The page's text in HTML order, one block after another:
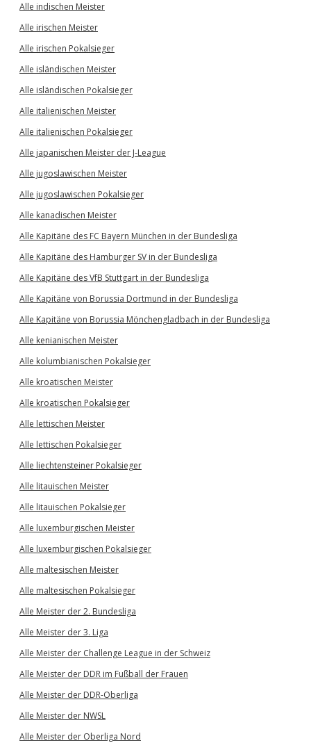
Alle indischen Meister
Alle irischen Meister
Alle irischen Pokalsieger
Alle isländischen Meister
Alle isländischen Pokalsieger
Alle italienischen Meister
Alle italienischen Pokalsieger
Alle japanischen Meister der J-League
Alle jugoslawischen Meister
Alle jugoslawischen Pokalsieger
Alle kanadischen Meister
Alle Kapitäne des FC Bayern München in der Bundesliga
Alle Kapitäne des Hamburger SV in der Bundesliga
Alle Kapitäne des VfB Stuttgart in der Bundesliga
Alle Kapitäne von Borussia Dortmund in der Bundesliga
Alle Kapitäne von Borussia Mönchengladbach in der Bundesliga
Alle kenianischen Meister
Alle kolumbianischen Pokalsieger
Alle kroatischen Meister
Alle kroatischen Pokalsieger
Alle lettischen Meister
Alle lettischen Pokalsieger
Alle liechtensteiner Pokalsieger
Alle litauischen Meister
Alle litauischen Pokalsieger
Alle luxemburgischen Meister
Alle luxemburgischen Pokalsieger
Alle maltesischen Meister
Alle maltesischen Pokalsieger
Alle Meister der 2. Bundesliga
Alle Meister der 3. Liga
Alle Meister der Challenge League in der Schweiz
Alle Meister der DDR im Fußball der Frauen
Alle Meister der DDR-Oberliga
Alle Meister der NWSL
Alle Meister der Oberliga Nord